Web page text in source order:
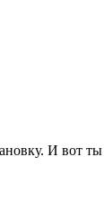
И вот